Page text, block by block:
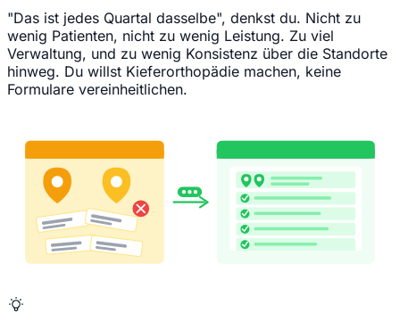
"Das ist jedes Quartal dasselbe", denkst du. Nicht zu
wenig Patienten, nicht zu wenig Leistung. Zu viel
Verwaltung, und zu wenig Konsistenz über die Standorte
hinweg. Du willst Kieferorthopädie machen, keine
Formulare vereinheitlichen.